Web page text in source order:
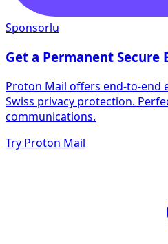
Sponsorlu
Get a Permanent Secure
Proton Mail offers end-to-end
Swiss privacy protection.
communications.
Try Proton Mail